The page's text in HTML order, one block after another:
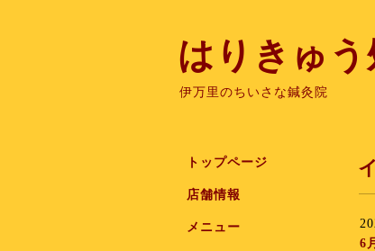
はりきゅ
伊万里のちいさな鍼灸院
6
トップページ
店舗情報
メニュー